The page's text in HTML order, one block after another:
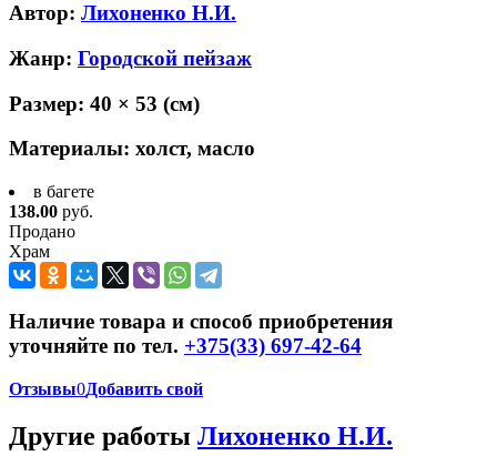
Автор: Лихоненко Н.И.
Жанр: Городской пейзаж
Размер: 40 × 53 (см)
Материалы: холст, масло
в багете
138.00 руб.
Продано
Храм
Наличие товара и способ приобретения
уточняйте по тел. +375(33) 697-42-64
Отзывы0Добавить свой
Другие работы Лихоненко Н.И.